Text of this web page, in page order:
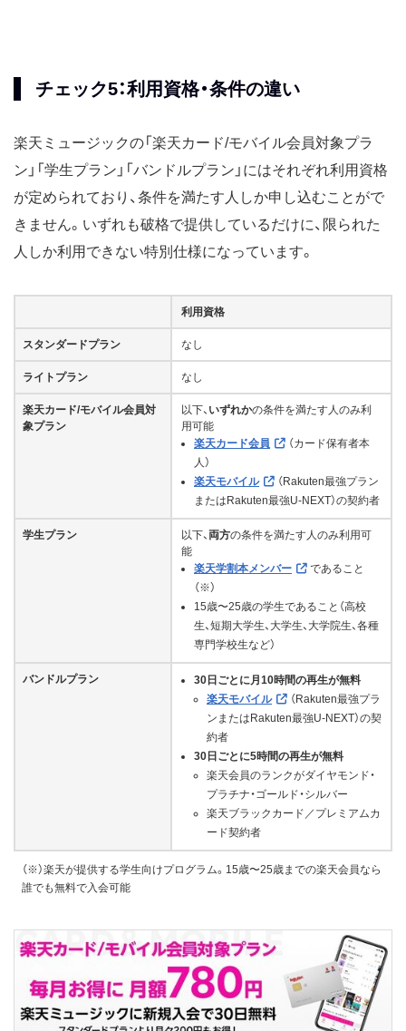
チェック5：利用資格・条件の違い
楽天ミュージックの「楽天カード/モバイル会員対象プラ
ン」「学生プラン」「バンドルプラン」にはそれぞれ利用資格
が定められており、条件を満たす人しか申し込むことがで
きません。いずれも破格で提供しているだけに、限られた
人しか利用できない特別仕様になっています。
利用資格
スタンダードプラン なし
ライトプラン なし
楽天カード/モバイル会員対
象プラン
以下、 いずれかの条件を満たす人のみ利
用可能
楽天カード会員
（カード保有者本
人）
楽天モバイル
（Rakuten最強プラン
またはRakuten最強U-NEXT）の契約者
学生プラン 以下、 両方の条件を満たす人のみ利用可
能
楽天学割本メンバー
であること
（※）
15歳〜25歳の学生であること（高校
生、短期大学生、大学生、大学院生、各種
専門学校生など）
バンドルプラン
30日ごとに月10時間の再生が無料
楽天モバイル
（Rakuten最強プラ
ンまたはRakuten最強U-NEXT）の契
約者
30日ごとに5時間の再生が無料
楽天会員のランクがダイヤモンド・
プラチナ・ゴールド・シルバー
楽天ブラックカード／プレミアムカ
ード契約者
（※）楽天が提供する学生向けプログラム。15歳〜25歳までの楽天会員なら
誰でも無料で入会可能